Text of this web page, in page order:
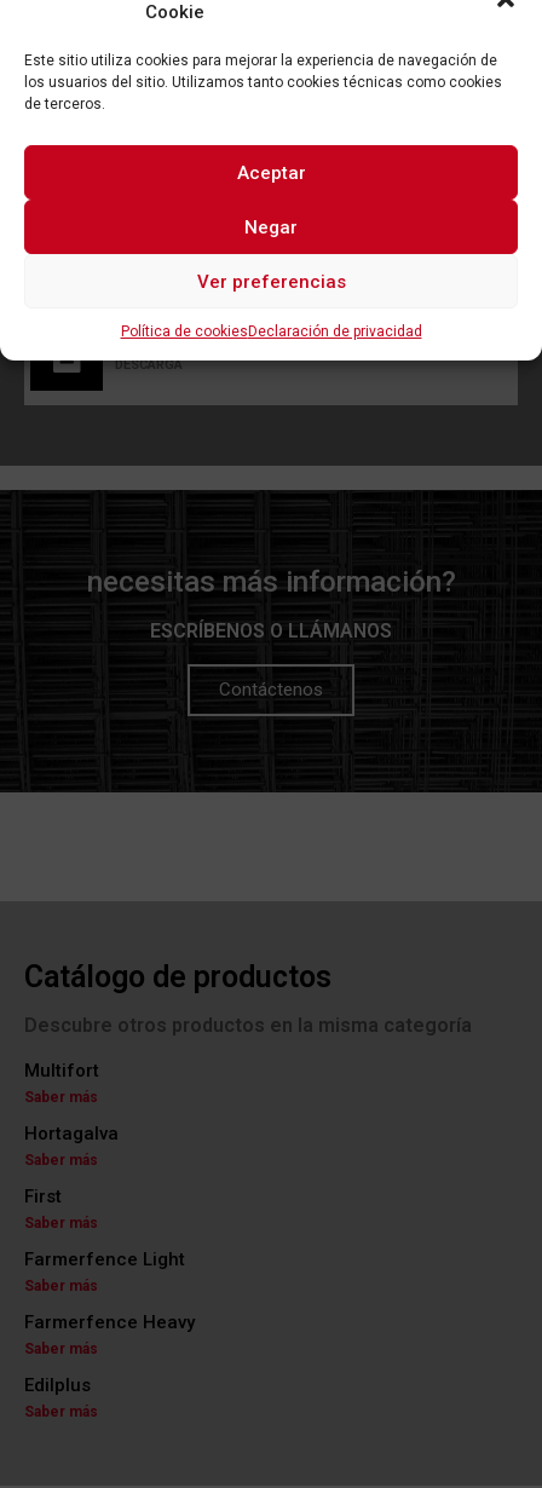
Cookie
Este sitio utiliza cookies para mejorar la experiencia de navegación de
los usuarios del sitio. Utilizamos tanto cookies técnicas como cookies
de terceros.
Aceptar
Negar
Ver preferencias
Política de cookies Declaración de privacidad
Consiento el tratamiento de datos y declaro que he
leído y acepto la
Condiciones generales de venta
DESCARGA
necesitas más información?
ESCRÍBENOS O LLÁMANOS
Contáctenos
Catálogo de productos
Descubre otros productos en la misma categoría
Multifort
Saber más
Hortagalva
Saber más
First
Saber más
Farmerfence Light
Saber más
Farmerfence Heavy
Saber más
Edilplus
Saber más